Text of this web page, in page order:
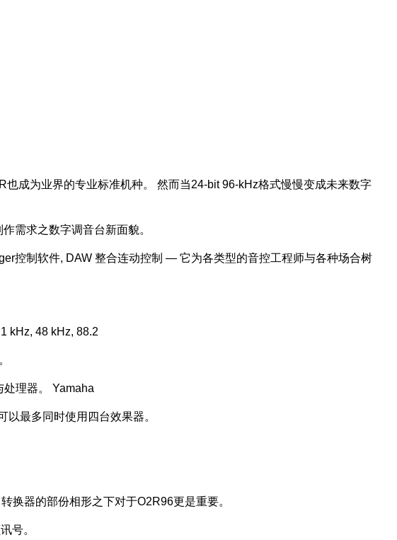
成为业界的专业标准机种。 然而当24-bit 96-kHz格式慢慢变成未来数字
需求之数字调音台新面貌。
控制软件, DAW 整合连动控制 — 它为各类型的音控工程师与各种场合树
kHz, 48 kHz, 88.2
理器。 Yamaha
最多同时使用四台效果器。
器的部份相形之下对于O2R96更是重要。
号。